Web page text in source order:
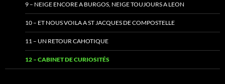
9 – NEIGE ENCORE A BURGOS, NEIGE TOUJOURS A LEON
10 – ET NOUS VOILA A ST JACQUES DE COMPOSTELLE
11 – UN RETOUR CAHOTIQUE
12 – CABINET DE CURIOSITÉS